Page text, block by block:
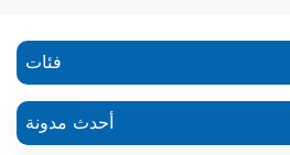
فئات
أحدث مدونة